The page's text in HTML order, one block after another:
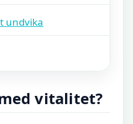
undvika
vitalitet?